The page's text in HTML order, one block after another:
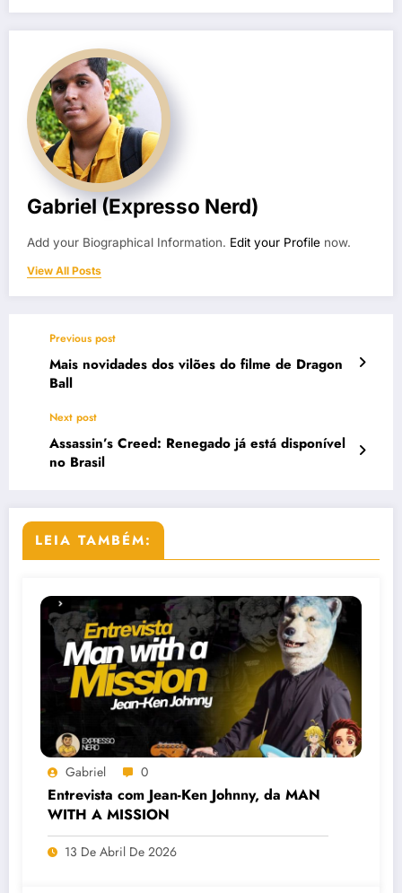
Gabriel (Expresso Nerd)
Add your Biographical Information. Edit your Profile now.
View All Posts
Previous post
Mais novidades dos vilões do filme de Dragon
Ball
Next post
Assassin’s Creed: Renegado já está disponível
no Brasil
LEIA TAMBÉM:
Gabriel 0
Entrevista com Jean-Ken Johnny, da MAN
WITH A MISSION
13 De Abril De 2026